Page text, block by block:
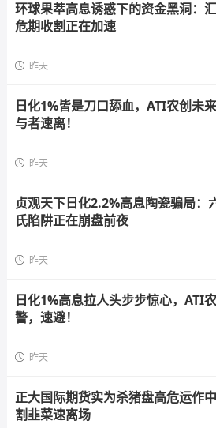
环球果萃高息诱惑下的资金黑洞：
危期收割正在加速
昨天
日化1%皆是刀口舔血，ATI农创未
与者速离！
昨天
贞观天下日化2.2%高息陶瓷骗局：
氏陷阱正在崩盘前夜
昨天
日化1%高息拉人头步步惊心，ATI
警，速避！
昨天
正大国际期货实为杀猪盘高危运作
割韭菜速离场